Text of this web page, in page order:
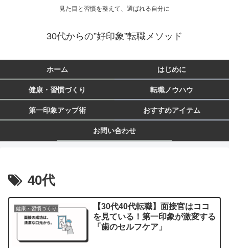
見た目と習慣を整えて、選ばれる自分に
30代からの”好印象”転職メソッド
ホーム はじめに
健康・習慣づくり 転職ノウハウ
第一印象アップ術 おすすめアイテム
お問い合わせ
40代
健康・習慣づくり
【30代40代転職】面接官はココ
を見ている！第一印象が激変する
「歯のセルフケア」